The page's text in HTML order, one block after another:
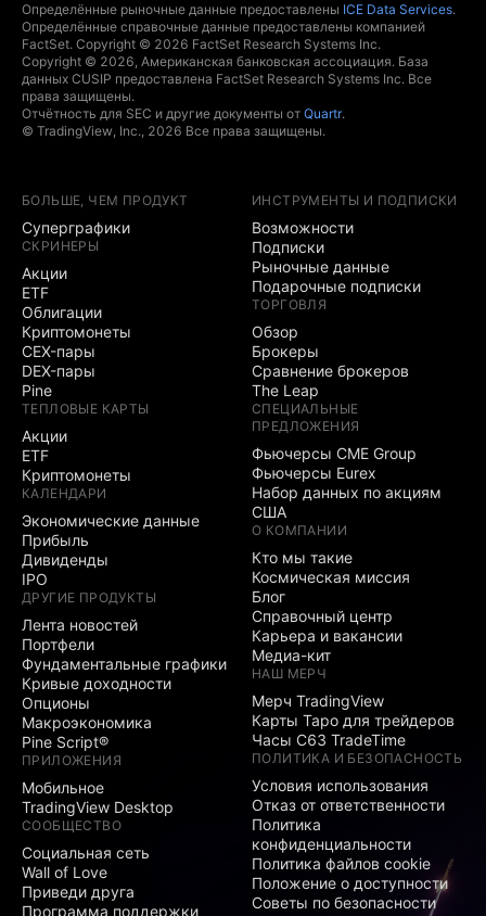
Определённые рыночные данные предоставлены ICE Data Services.
Определённые справочные данные предоставлены компанией
FactSet. Copyright © 2026 FactSet Research Systems Inc.
Copyright © 2026, Американская банковская ассоциация. База
данных CUSIP предоставлена FactSet Research Systems Inc. Все
права защищены.
Отчётность для SEC и другие документы от Quartr.
© TradingView, Inc., 2026 Все права защищены.
БОЛЬШЕ, ЧЕМ ПРОДУКТ
Суперграфики
СКРИНЕРЫ
Акции
ETF
Облигации
Криптомонеты
CEX-пары
DEX-пары
Pine
ТЕПЛОВЫЕ КАРТЫ
Акции
ETF
Криптомонеты
КАЛЕНДАРИ
Экономические данные
Прибыль
Дивиденды
IPO
ДРУГИЕ ПРОДУКТЫ
Лента новостей
Портфели
Фундаментальные графики
Кривые доходности
Опционы
Макроэкономика
Pine Script®
ПРИЛОЖЕНИЯ
Мобильное
TradingView Desktop
СООБЩЕСТВО
Социальная сеть
Wall of Love
Приведи друга
Программа поддержки
ИНСТРУМЕНТЫ И ПОДПИСКИ
Возможности
Подписки
Рыночные данные
Подарочные подписки
ТОРГОВЛЯ
Обзор
Брокеры
Сравнение брокеров
The Leap
СПЕЦИАЛЬНЫЕ
ПРЕДЛОЖЕНИЯ
Фьючерсы CME Group
Фьючерсы Eurex
Набор данных по акциям
США
О КОМПАНИИ
Кто мы такие
Космическая миссия
Блог
Справочный центр
Карьера и вакансии
Медиа-кит
НАШ МЕРЧ
Мерч TradingView
Карты Таро для трейдеров
Часы C63 TradeTime
ПОЛИТИКА И БЕЗОПАСНОСТЬ
Условия использования
Отказ от ответственности
Политика
конфиденциальности
Политика файлов cookie
Положение о доступности
Советы по безопасности